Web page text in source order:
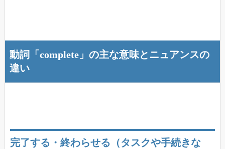
動詞「complete」の主な意味とニュアンスの
違い
完了する・終わらせる（タスクや手続きな